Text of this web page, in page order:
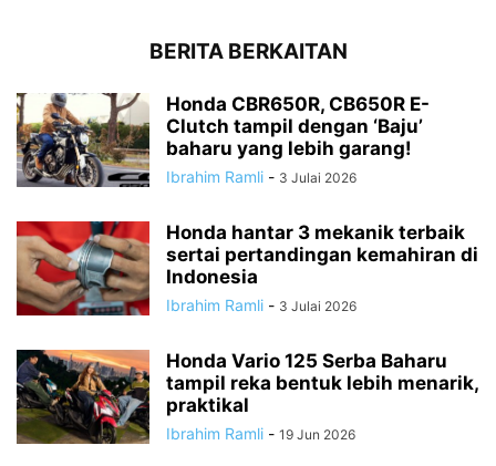
BERITA BERKAITAN
Honda CBR650R, CB650R E-
Clutch tampil dengan ‘Baju’
baharu yang lebih garang!
Ibrahim Ramli - 3 Julai 2026
Honda hantar 3 mekanik terbaik
sertai pertandingan kemahiran di
Indonesia
Ibrahim Ramli - 3 Julai 2026
Honda Vario 125 Serba Baharu
tampil reka bentuk lebih menarik,
praktikal
Ibrahim Ramli - 19 Jun 2026